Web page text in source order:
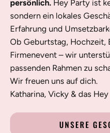
persönlich. Hey Party ist
sondern ein lokales
Erfahrung und
Ob Geburtstag, Hochzeit,
Firmenevent – wir
passenden Rahmen zu
Wir freuen uns auf dich.
Katharina, Vicky & das
UNSERE